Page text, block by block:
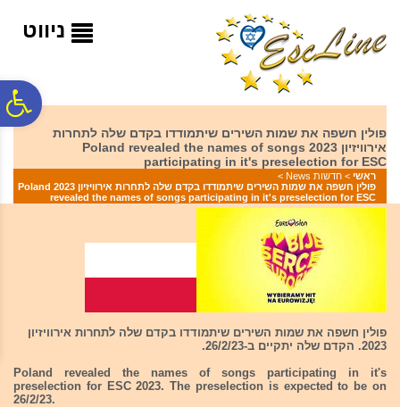
המרכזי
ניווט
פולין חשפה את שמות השירים שיתמודדו בקדם שלה לתחרות
אירוויזיון 2023 Poland revealed the names of songs
participating in it's preselection for ESC
ראשי > חדשות News
>
פולין חשפה את שמות השירים שיתמודדו בקדם שלה לתחרות אירוויזיון 2023 Poland
revealed the names of songs participating in it's preselection for ESC
פולין חשפה את שמות השירים שיתמודדו בקדם שלה לתחרות אירוויזיון
2023. הקדם שלה יתקיים ב-26/2/23.
Poland revealed the names of songs participating in it's
preselection for ESC 2023. The preselection is expected to be on
26/2/23.